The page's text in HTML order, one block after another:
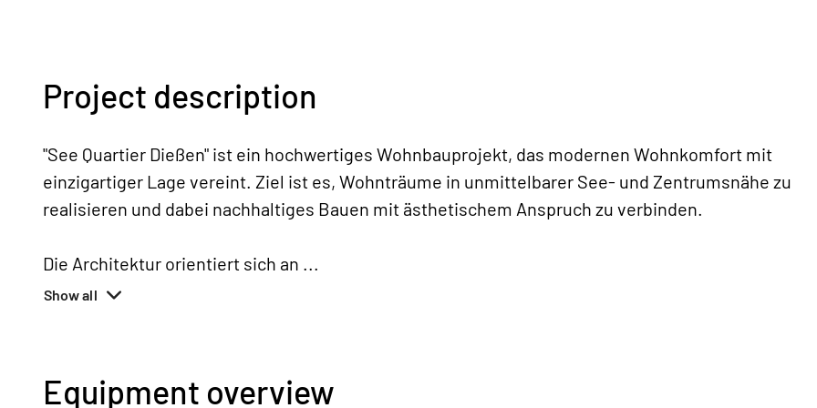
Project description
"See Quartier Dießen" ist ein hochwertiges Wohnbauprojekt, das modernen Wohnkomfort mit
einzigartiger Lage vereint. Ziel ist es, Wohnträume in unmittelbarer See- und Zentrumsnähe zu
realisieren und dabei nachhaltiges Bauen mit ästhetischem Anspruch zu verbinden.
Die Architektur orientiert sich an ...
Show all
Equipment overview